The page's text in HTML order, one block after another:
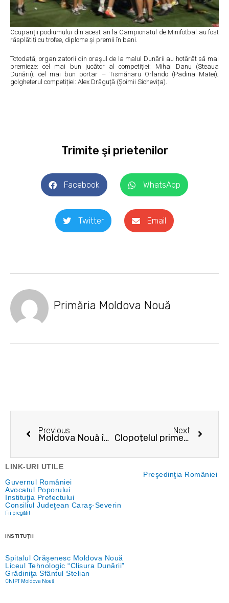
Ocupanții podiumului din acest an la Campionatul de Minifotbal au fost
răsplătiți cu trofee, diplome și premii în bani.
Totodată, organizatorii din orașul de la malul Dunării au hotărât să mai
premieze: cel mai bun jucător al competiției: Mihai Danu (Steaua
Dunării); cel mai bun portar – Tismănaru Orlando (Padina Matei);
golgheterul competiției: Alex Drăguță (Șoimii Sichevița).
Trimite şi prietenilor
Facebook WhatsApp
Twitter Email
Primăria Moldova Nouă
Prev
Previous
Moldova Nouă îmbracă straie de sărbătoare
Next
Clopoțelul primei zile de școală a sunat și la Moldova Nouă
Next
LINK-URI UTILE
Preşedinţia României
Guvernul României
Avocatul Poporului
Instituţia Prefectului
Consiliul Judeţean Caraş-Severin
Fii pregătit
INSTITUŢII
Spitalul Orăşenesc Moldova Nouă
Liceul Tehnologic “Clisura Dunării”
Grădiniţa Sfântul Stelian
CNIPT Moldova Nouă